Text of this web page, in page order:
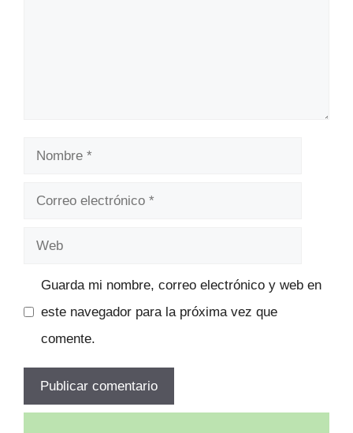
Nombre
Correo
Web
Guarda mi nombre, correo electrónico y web en
este navegador para la próxima vez que
comente.